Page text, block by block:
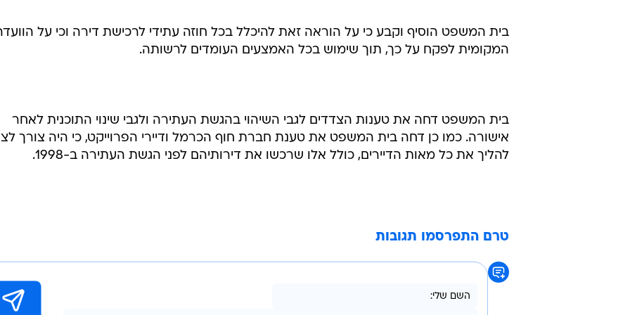
בית המשפט הוסיף וקבע כי על הוראה זאת להיכלל בכל חוזה עתידי לרכישת דירה וכי על
המקומית לפקח על כך, תוך שימוש בכל האמצעים העומדים לרשותה.
בית המשפט דחה את טענות הצדדים לגבי השיהוי בהגשת העתירה ולגבי שינוי התוכנית לאחר
אישורה. כמו כן דחה בית המשפט את טענת חברת חוף הכרמל ודיירי הפרוייקט, כי היה צורך
להליך את כל מאות הדיירים, כולל אלו שרכשו את דירותיהם לפני הגשת העתירה ב-1998.
טרם התפרסמו תגובות